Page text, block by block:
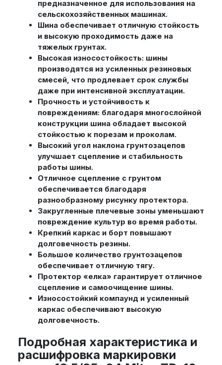
предназначенное для использования на
сельскохозяйственных машинах.
Шина обеспечивает отличную стойкость
и высокую проходимость даже на
тяжелых грунтах.
Высокая износостойкость: шины
производятся из усиленных резиновых
смесей, что продлевает срок службы
даже при интенсивной эксплуатации.
Прочность и устойчивость к
повреждениям: благодаря многослойной
конструкции шина обладает высокой
стойкостью к порезам и проколам.
Высокий угол наклона грунтозацепов
улучшает сцепление и стабильность
работы шины.
Отличное сцепление с грунтом
обеспечивается благодаря
разнообразному рисунку протектора.
Закругленные плечевые зоны уменьшают
повреждение культур во время работы.
Крепкий каркас и борт повышают
долговечность резины.
Большое количество грунтозацепов
обеспечивает отличную тягу.
Протектор «елка» гарантирует отличное
сцепление и самоочищение шины.
Износостойкий компаунд и усиленный
каркас обеспечивают высокую
долговечность.
Подробная характеристика и
расшифровка маркировки